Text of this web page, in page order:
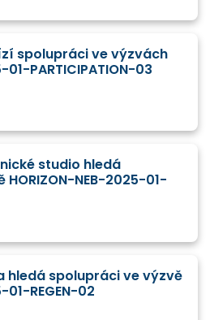
spolupráci ve výzvách
01-PARTICIPATION-03
studio hledá
NEB-2025-01-
hledá spolupráci ve výzvě
01-REGEN-02